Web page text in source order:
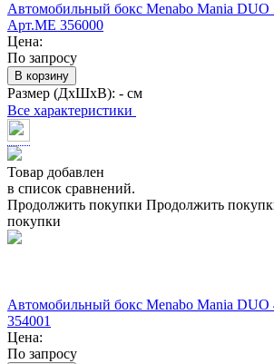
Автомобильный бокс Menabo Mania DUO
Арт.ME 356000
Цена:
По запросу
В корзину
Размер (ДхШхВ): - см
Все характеристики
Товар добавлен
в список сравнений.
Продолжить покупки Продолжить
покупки
Автомобильный бокс Menabo Mania
354001
Цена:
По запросу